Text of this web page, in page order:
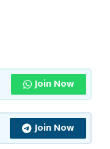
Join Now
Join Now